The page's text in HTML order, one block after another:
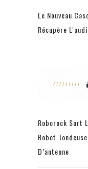
Le Nouveau
Récupère
Roborock Sort
Robot
D’antenne